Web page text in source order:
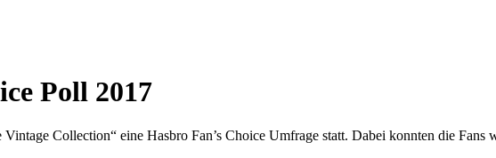
Poll 2017
Collection“ eine Hasbro Fan’s Choice Umfrage statt. Dabei konnten die